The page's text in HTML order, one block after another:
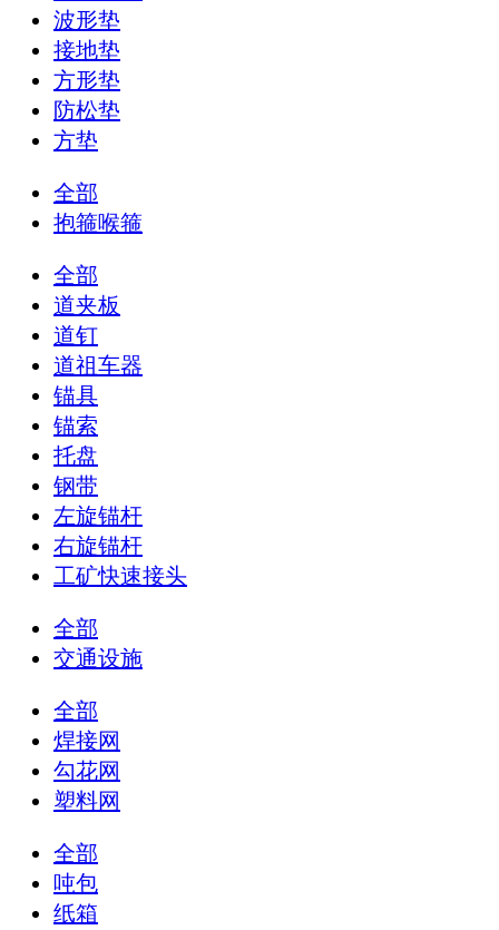
波形垫
接地垫
方形垫
防松垫
方垫
全部
抱箍喉箍
全部
道夹板
道钉
道祖车器
锚具
锚索
托盘
钢带
左旋锚杆
右旋锚杆
工矿快速接头
全部
交通设施
全部
焊接网
勾花网
塑料网
全部
吨包
纸箱